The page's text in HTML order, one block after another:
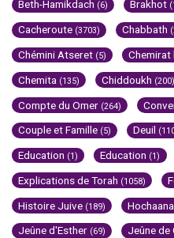
Beth-Hamikdach (6) Brakhot
Cacheroute (3703) Chabbath
Chémini Atseret (5) Chemirat
Chemita (135) Chiddoukh (200)
Compte du Omer (264)
Couple et Famille (5) Deuil
Education (1) Education (1)
Explications de Torah (1058)
Histoire Juive (189)
Jeûne d'Esther (69) Jeûne de